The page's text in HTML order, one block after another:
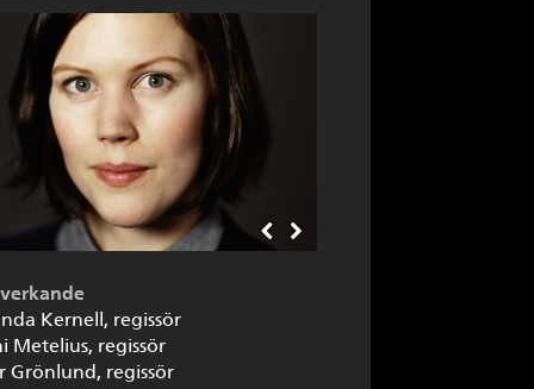
Kernell, regissör
Metelius, regissör
Grönlund, regissör